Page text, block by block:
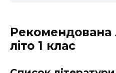
Рекомендована
літо 1 клас